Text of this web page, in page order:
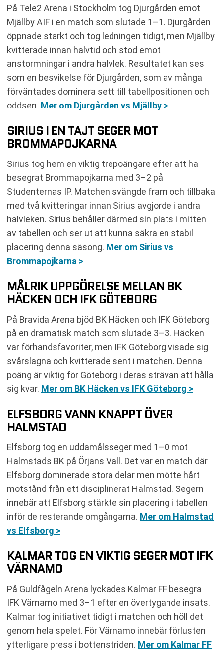
På Tele2 Arena i Stockholm tog Djurgården emot
Mjällby AIF i en match som slutade 1–1. Djurgården
öppnade starkt och tog ledningen tidigt, men Mjällby
kvitterade innan halvtid och stod emot
anstormningar i andra halvlek. Resultatet kan ses
som en besvikelse för Djurgården, som av många
förväntades dominera sett till tabellpositionen och
oddsen. Mer om Djurgården vs Mjällby >
SIRIUS I EN TAJT SEGER MOT
BROMMAPOJKARNA
Sirius tog hem en viktig trepoängare efter att ha
besegrat Brommapojkarna med 3–2 på
Studenternas IP. Matchen svängde fram och tillbaka
med två kvitteringar innan Sirius avgjorde i andra
halvleken. Sirius behåller därmed sin plats i mitten
av tabellen och ser ut att kunna säkra en stabil
placering denna säsong. Mer om Sirius vs
Brommapojkarna >
MÅLRIK UPPGÖRELSE MELLAN BK
HÄCKEN OCH IFK GÖTEBORG
På Bravida Arena bjöd BK Häcken och IFK Göteborg
på en dramatisk match som slutade 3–3. Häcken
var förhandsfavoriter, men IFK Göteborg visade sig
svårslagna och kvitterade sent i matchen. Denna
poäng är viktig för Göteborg i deras strävan att hålla
sig kvar. Mer om BK Häcken vs IFK Göteborg >
ELFSBORG VANN KNAPPT ÖVER
HALMSTAD
Elfsborg tog en uddamålsseger med 1–0 mot
Halmstads BK på Örjans Vall. Det var en match där
Elfsborg dominerade stora delar men mötte hårt
motstånd från ett disciplinerat Halmstad. Segern
innebär att Elfsborg stärkte sin placering i tabellen
inför de resterande omgångarna. Mer om Halmstad
vs Elfsborg >
KALMAR TOG EN VIKTIG SEGER MOT IFK
VÄRNAMO
På Guldfågeln Arena lyckades Kalmar FF besegra
IFK Värnamo med 3–1 efter en övertygande insats.
Kalmar tog initiativet tidigt i matchen och höll det
genom hela spelet. För Värnamo innebär förlusten
ytterligare press i bottenstriden. Mer om Kalmar FF